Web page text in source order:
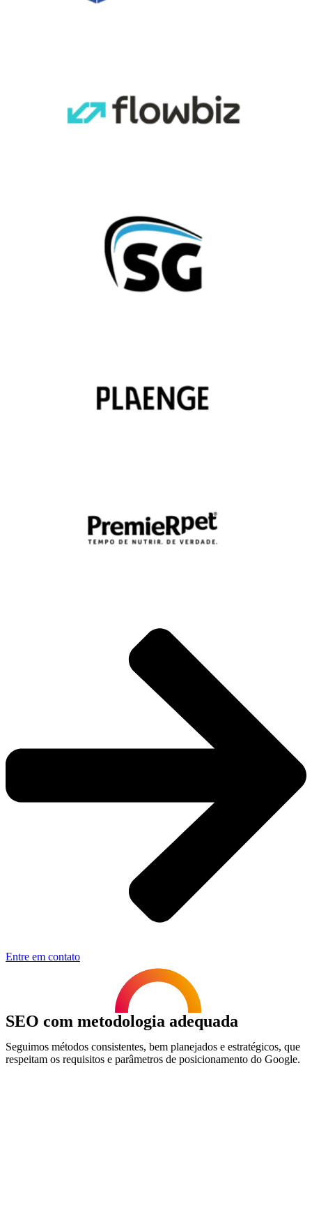
Entre em contato
SEO com metodologia adequada
Seguimos métodos consistentes, bem planejados e estratégicos, que
respeitam os requisitos e parâmetros de posicionamento do Google.